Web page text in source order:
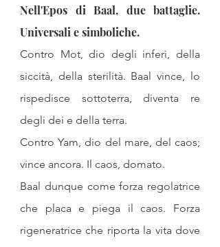
Nell'Epos di Baal, due battaglie.
Universali e simboliche.
Contro Mot, dio degli inferi, della
siccità, della sterilità. Baal vince, lo
rispedisce sottoterra, diventa re
degli dei e della terra.
Contro Yam, dio del mare, del caos;
vince ancora. Il caos, domato.
Baal dunque come forza regolatrice
che placa e piega il caos. Forza
rigeneratrice che riporta la vita dove